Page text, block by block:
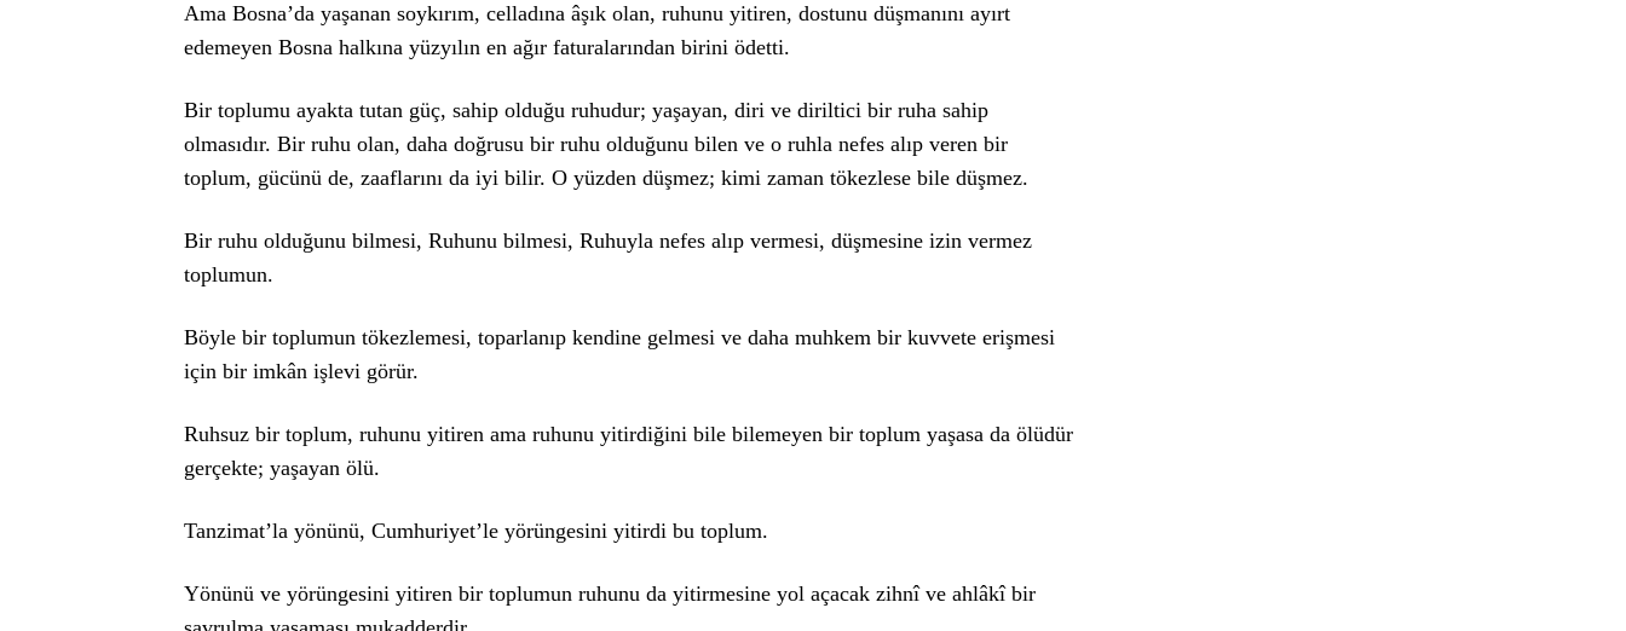
Ama Bosna’da yaşanan soykırım, celladına âşık olan, ruhunu yitiren, dostunu düşmanını ayırt
edemeyen Bosna halkına yüzyılın en ağır faturalarından birini ödetti.
Bir toplumu ayakta tutan güç, sahip olduğu ruhudur; yaşayan, diri ve diriltici bir ruha sahip
olmasıdır. Bir ruhu olan, daha doğrusu bir ruhu olduğunu bilen ve o ruhla nefes alıp veren bir
toplum, gücünü de, zaaflarını da iyi bilir. O yüzden düşmez; kimi zaman tökezlese bile düşmez.
Bir ruhu olduğunu bilmesi, Ruhunu bilmesi, Ruhuyla nefes alıp vermesi, düşmesine izin vermez
toplumun.
Böyle bir toplumun tökezlemesi, toparlanıp kendine gelmesi ve daha muhkem bir kuvvete erişmesi
için bir imkân işlevi görür.
Ruhsuz bir toplum, ruhunu yitiren ama ruhunu yitirdiğini bile bilemeyen bir toplum yaşasa da ölüdür
gerçekte; yaşayan ölü.
Tanzimat’la yönünü, Cumhuriyet’le yörüngesini yitirdi bu toplum.
Yönünü ve yörüngesini yitiren bir toplumun ruhunu da yitirmesine yol açacak zihnî ve ahlâkî bir